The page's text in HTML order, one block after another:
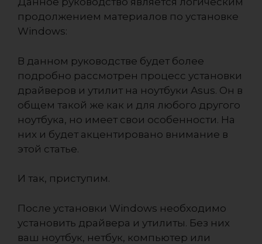
продолжением материалов по установке
Windows:
В данном руководстве будет более
подробно рассмотрен процесс установки
драйверов и утилит на ноутбуки Asus. Он в
общем такой же как и для любого другого
ноутбука, но имеет свои особенности. На
них и будет акцентировано внимание в
этой статье.
И так, приступим.
После установки Windows необходимо
установить драйвера и утилиты. Без них
ваш ноутбук, нетбук, компьютер или